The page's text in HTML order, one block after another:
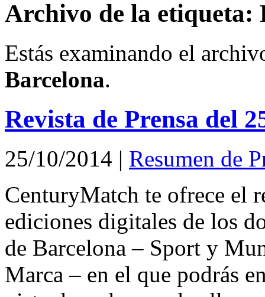
Archivo de la etiqueta:
Estás examinando el
Barcelona.
Revista de Prensa del
25/10/2014 | Resumen de
CenturyMatch te ofrece el
ediciones digitales de los
de Barcelona – Sport y
Marca – en el que podrás